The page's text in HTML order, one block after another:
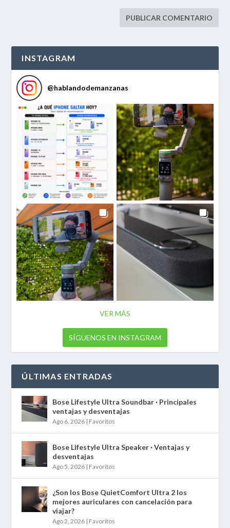
INSTAGRAM
@hablandodemanzanas
VER MÁS
SÍGUENOS EN INSTAGRAM
ÚLTIMAS ENTRADAS
Bose Lifestyle Ultra Soundbar · Principales
ventajas y desventajas
Ago 6, 2026 | Favoritos
Bose Lifestyle Ultra Speaker · Ventajas y
desventajas
Ago 5, 2026 | Favoritos
¿Son los Bose QuietComfort Ultra 2 los
mejores auriculares con cancelación para
viajar?
Ago 2, 2026 | Favoritos